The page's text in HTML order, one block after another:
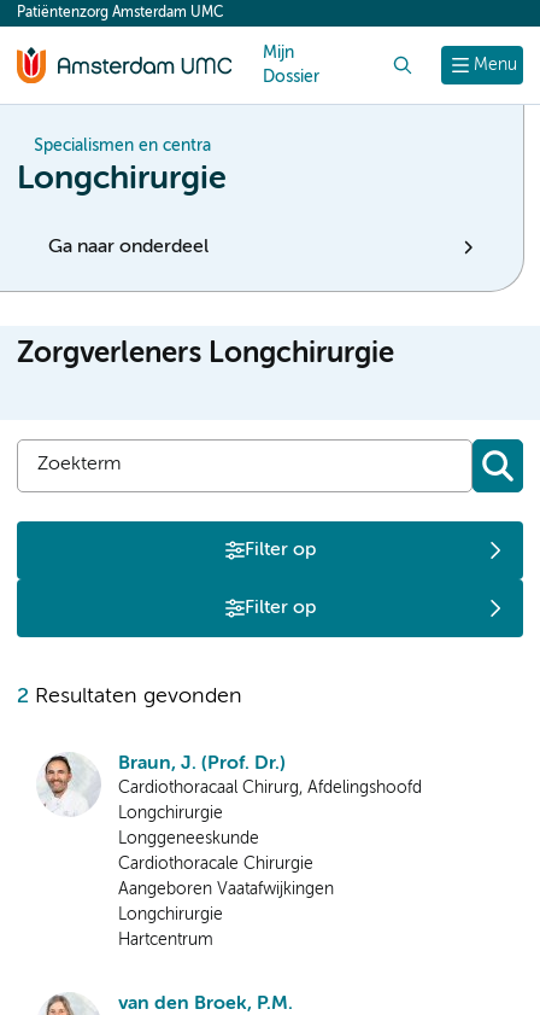
content
Menu
Patiëntenzorg Amsterdam UMC
Mijn
Dossier
Specialismen en centra
Longchirurgie
Ga naar onderdeel
Zorgverleners Longchirurgie
Filter op
Filter op
2 Resultaten gevonden
Braun, J. (Prof. Dr.)
Cardiothoracaal Chirurg, Afdelingshoofd
Longchirurgie
Longgeneeskunde
Cardiothoracale Chirurgie
Aangeboren Vaatafwijkingen
Longchirurgie
Hartcentrum
van den Broek, P.M.